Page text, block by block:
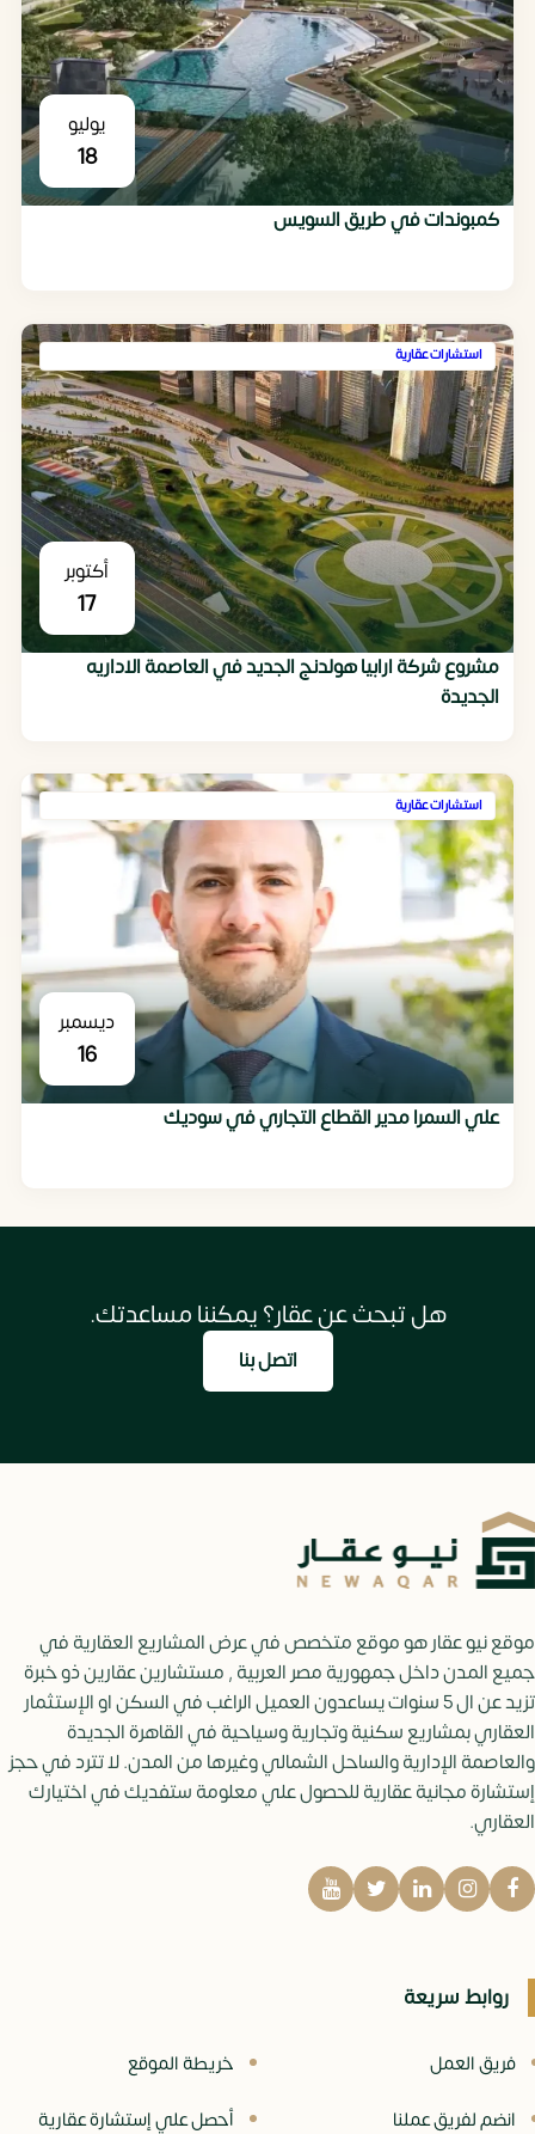
يوليو
18
كمبوندات في طريق السويس
استشارات عقارية
أكتوبر
17
مشروع شركة ارابيا هولدنج الجديد في العاصمة الاداريه
الجديدة
استشارات عقارية
ديسمبر
16
علي السمرا مدير القطاع التجاري في سوديك
هل تبحث عن عقار؟ يمكننا مساعدتك.
اتصل بنا
موقع نيو عقار هو موقع متخصص في عرض المشاريع العقارية في
جميع المدن داخل جمهورية مصر العربية , مستشارين عقارين ذو خبرة
تزيد عن ال 5 سنوات يساعدون العميل الراغب في السكن او الإستثمار
العقاري بمشاريع سكنية وتجارية وسياحية في القاهرة الجديدة
والعاصمة الإدارية والساحل الشمالي وغيرها من المدن. لا تترد في حجز
إستشارة مجانية عقارية للحصول علي معلومة ستفديك في اختيارك
العقاري.
روابط سريعة
فريق العمل
خريطة الموقع
انضم لفريق عملنا
أحصل علي إستشارة عقارية